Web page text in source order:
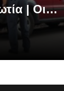
| Οι…